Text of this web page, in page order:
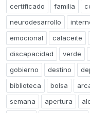
certificado familia
neurodesarrollo
emocional
calaceite
discapacidad
verde
gobierno
destino
biblioteca
bolsa
semana
apertura